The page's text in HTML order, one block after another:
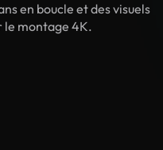
en boucle et des visuels
le montage 4K.